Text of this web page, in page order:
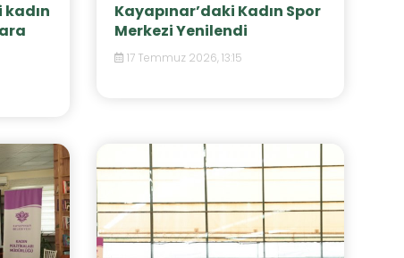
kadın
Kayapınar’daki Kadın Spor
Merkezi Yenilendi
17 Temmuz 2026, 13:15